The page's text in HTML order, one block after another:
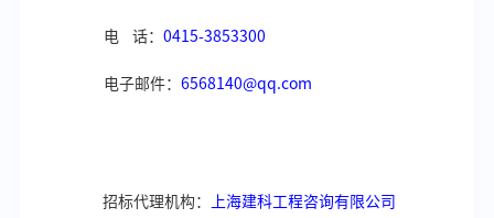
电 话： 0415-3853300
电子邮件： 6568140@qq.com
招标代理机构： 上海建科工程咨询有限公司